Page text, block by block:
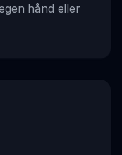
hånd eller